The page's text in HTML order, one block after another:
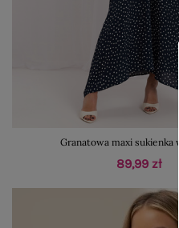
Granatowa maxi sukienka
89,99 zł